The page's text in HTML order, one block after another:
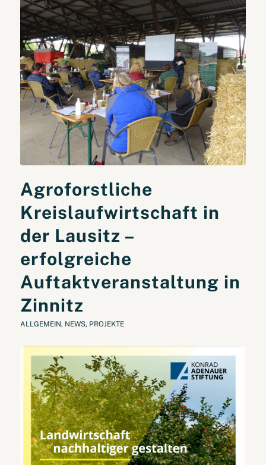
Agroforstliche
Kreislaufwirtschaft in
der Lausitz –
erfolgreiche
Auftaktveranstaltung in
Zinnitz
ALLGEMEIN, NEWS, PROJEKTE